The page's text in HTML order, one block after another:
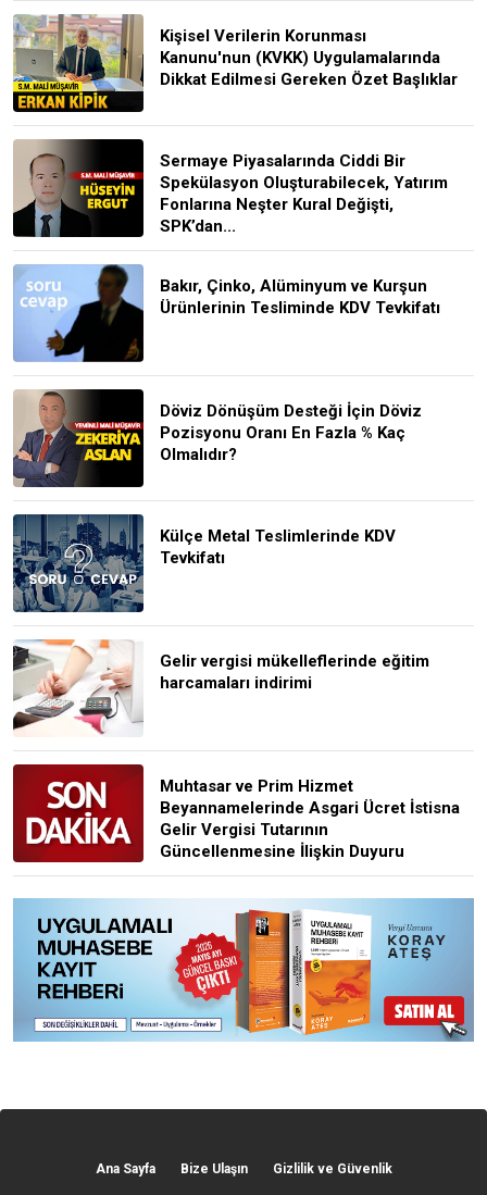
Kişisel Verilerin Korunması
Kanunu'nun (KVKK) Uygulamalarında
Dikkat Edilmesi Gereken Özet Başlıklar
Sermaye Piyasalarında Ciddi Bir
Spekülasyon Oluşturabilecek, Yatırım
Fonlarına Neşter Kural Değişti,
SPK’dan...
Bakır, Çinko, Alüminyum ve Kurşun
Ürünlerinin Tesliminde KDV Tevkifatı
Döviz Dönüşüm Desteği İçin Döviz
Pozisyonu Oranı En Fazla % Kaç
Olmalıdır?
Külçe Metal Teslimlerinde KDV
Tevkifatı
Gelir vergisi mükelleflerinde eğitim
harcamaları indirimi
Muhtasar ve Prim Hizmet
Beyannamelerinde Asgari Ücret İstisna
Gelir Vergisi Tutarının
Güncellenmesine İlişkin Duyuru
Ana Sayfa Bize Ulaşın Gizlilik ve Güvenlik